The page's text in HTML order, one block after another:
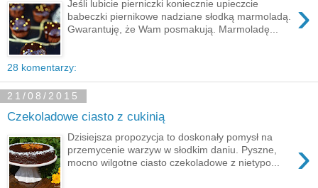
›
Jeśli lubicie pierniczki koniecznie upieczcie
babeczki piernikowe nadziane słodką marmoladą.
Gwarantuję, że Wam posmakują. Marmoladę...
28 komentarzy:
21/08/2015
Czekoladowe ciasto z cukinią
›
Dzisiejsza propozycja to doskonały pomysł na
przemycenie warzyw w słodkim daniu. Pyszne,
mocno wilgotne ciasto czekoladowe z nietypo...